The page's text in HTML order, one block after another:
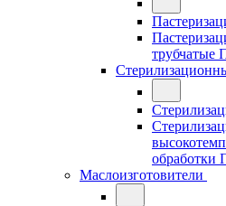
трубчатые
Маслоизготовители